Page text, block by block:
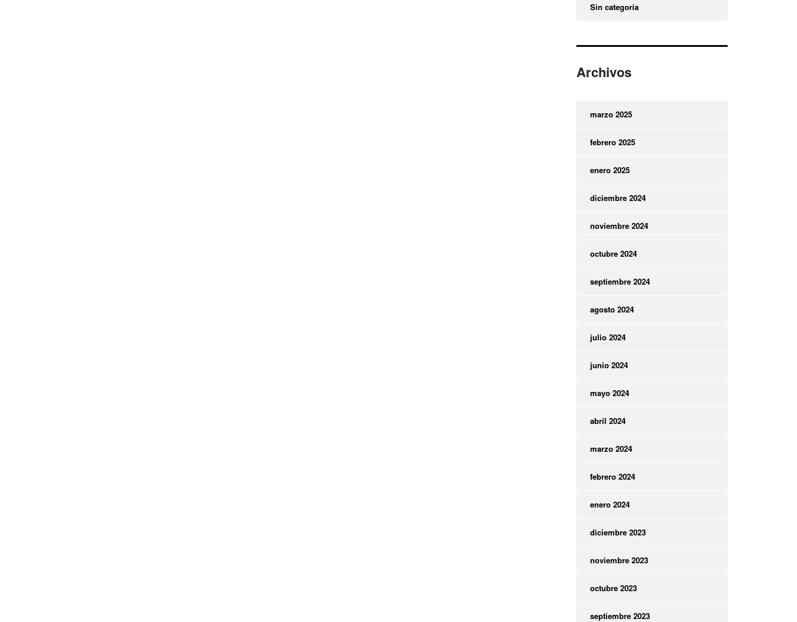
Sin categoría
Archivos
marzo 2025
febrero 2025
enero 2025
diciembre 2024
noviembre 2024
octubre 2024
septiembre 2024
agosto 2024
julio 2024
junio 2024
mayo 2024
abril 2024
marzo 2024
febrero 2024
enero 2024
diciembre 2023
noviembre 2023
octubre 2023
septiembre 2023